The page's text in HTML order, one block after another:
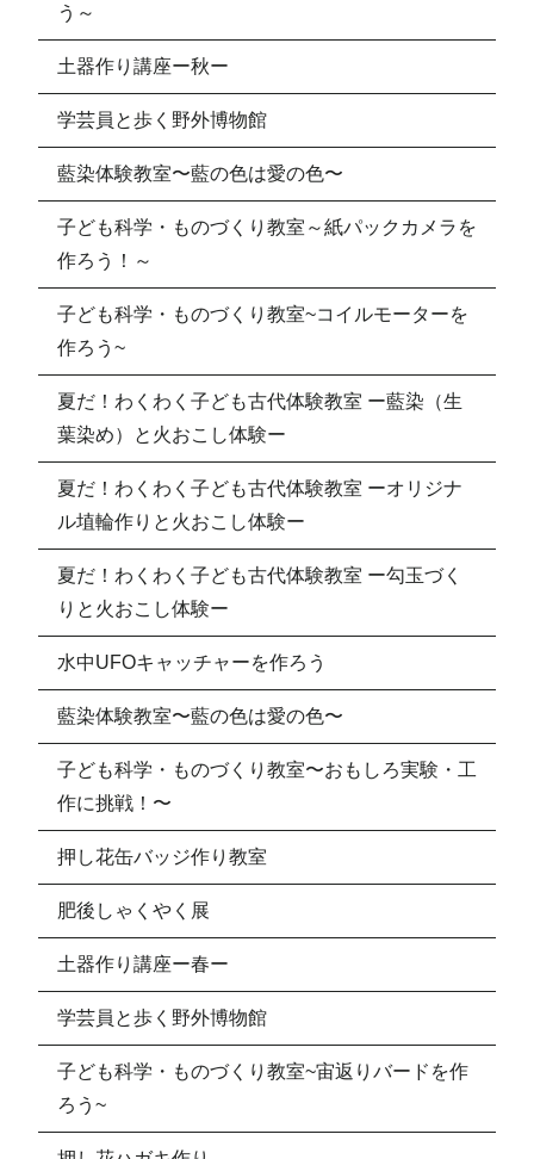
う～
土器作り講座ー秋ー
学芸員と歩く野外博物館
藍染体験教室〜藍の色は愛の色〜
子ども科学・ものづくり教室～紙パックカメラを
作ろう！～
子ども科学・ものづくり教室~コイルモーターを
作ろう~
夏だ！わくわく子ども古代体験教室 ー藍染（生
葉染め）と火おこし体験ー
夏だ！わくわく子ども古代体験教室 ーオリジナ
ル埴輪作りと火おこし体験ー
夏だ！わくわく子ども古代体験教室 ー勾玉づく
りと火おこし体験ー
水中UFOキャッチャーを作ろう
藍染体験教室〜藍の色は愛の色〜
子ども科学・ものづくり教室〜おもしろ実験・工
作に挑戦！〜
押し花缶バッジ作り教室
肥後しゃくやく展
土器作り講座ー春ー
学芸員と歩く野外博物館
子ども科学・ものづくり教室~宙返りバードを作
ろう~